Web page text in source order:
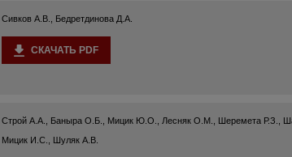
Сивков А.В., Бедретдинова Д.А.
СКАЧАТЬ PDF
Строй А.А., Баныра О.Б., Мицик Ю.О., Лесняк О.М., Шеремета Р.З.,
Мицик И.С., Шуляк А.В.